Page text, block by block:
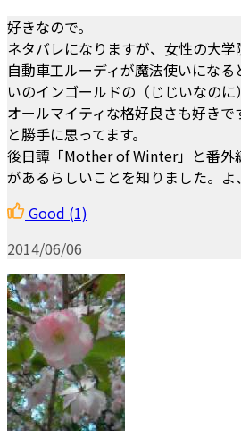
好きなので。
ネタバレになりますが、女性の大
自動車工ルーディが魔法使いにな
いのインゴールドの（じじいなの
オールマイティな格好良さも好き
と勝手に思ってます。
後日譚「Mother of Winter」と番外
があるらしいことを知りました。よ
Good (1)
2014/06/06